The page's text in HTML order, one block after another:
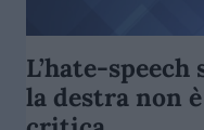
L’hate-
la destra non